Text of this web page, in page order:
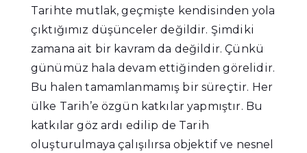
Tarihte mutlak, geçmişte kendisinden yola
çıktığımız düşünceler değildir. Şimdiki
zamana ait bir kavram da değildir. Çünkü
günümüz hala devam ettiğinden görelidir.
Bu halen tamamlanmamış bir süreçtir. Her
ülke Tarih’e özgün katkılar yapmıştır. Bu
katkılar göz ardı edilip de Tarih
oluşturulmaya çalışılırsa objektif ve nesnel